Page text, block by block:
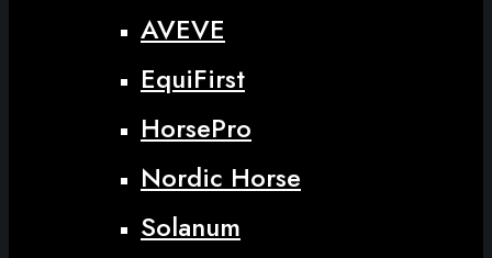
AVEVE
EquiFirst
HorsePro
Nordic Horse
Solanum